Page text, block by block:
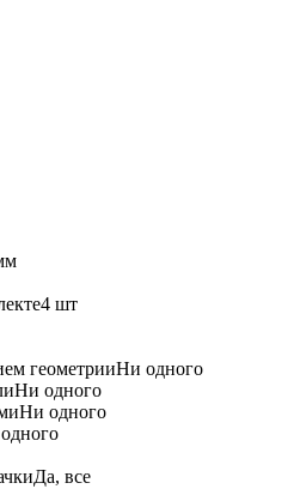
4 шт
геометрииНи одного
Ни одного
Ни одного
Да, все